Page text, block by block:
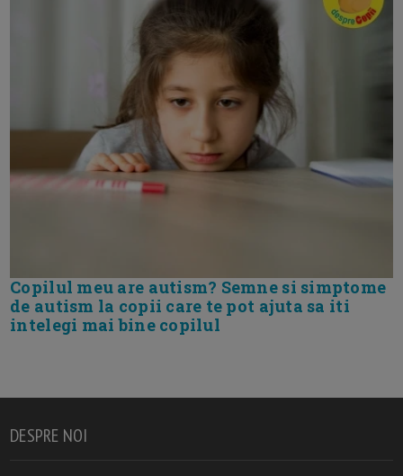
Copilul meu are autism? Semne si simptome
de autism la copii care te pot ajuta sa iti
intelegi mai bine copilul
DESPRE NOI